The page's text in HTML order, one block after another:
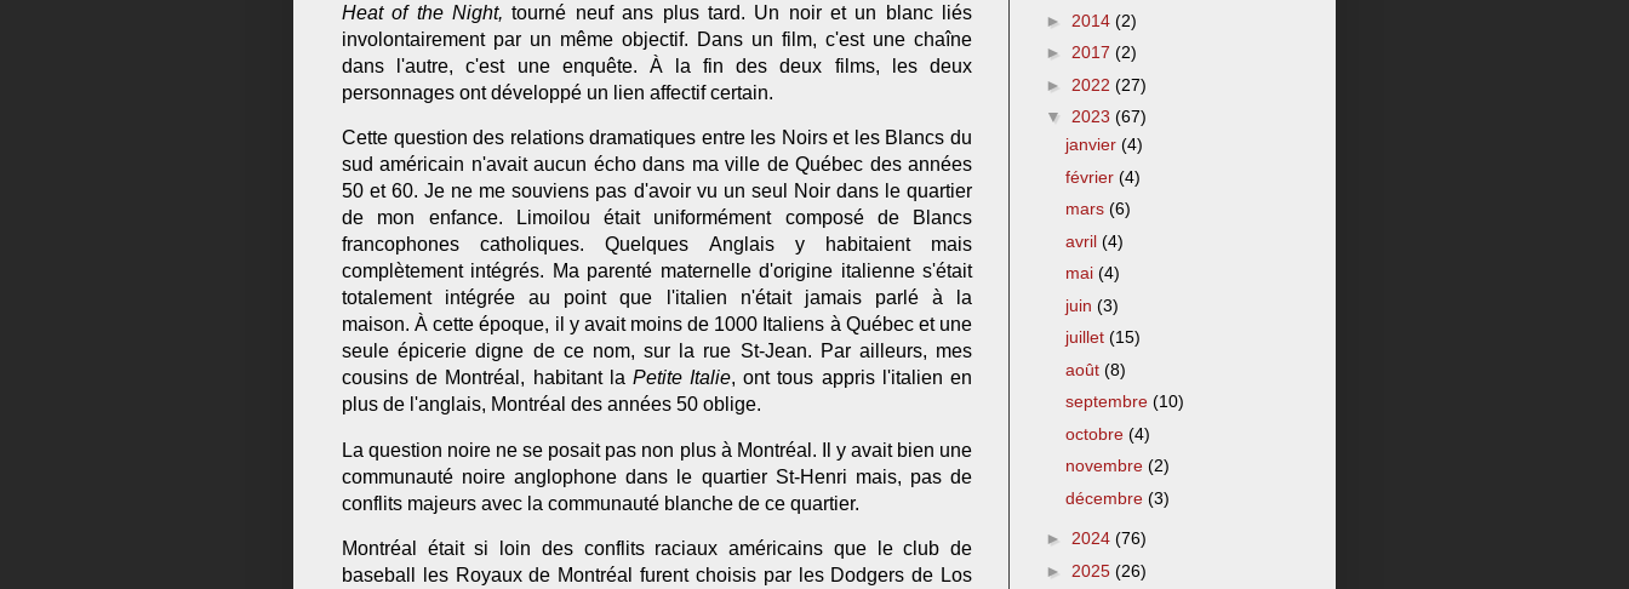
Heat of the Night, tourné neuf ans plus tard. Un noir et un blanc liés
involontairement par un même objectif. Dans un film, c'est une chaîne
dans l'autre, c'est une enquête. À la fin des deux films, les deux
personnages ont développé un lien affectif certain.
Cette question des relations dramatiques entre les Noirs et les Blancs du
sud américain n'avait aucun écho dans ma ville de Québec des années
50 et 60. Je ne me souviens pas d'avoir vu un seul Noir dans le quartier
de mon enfance. Limoilou était uniformément composé de Blancs
francophones catholiques. Quelques Anglais y habitaient mais
complètement intégrés. Ma parenté maternelle d'origine italienne s'était
totalement intégrée au point que l'italien n'était jamais parlé à la
maison.À cette époque, il y avait moins de 1000 Italiens à Québec et une
seule épicerie digne de ce nom, sur la rue St-Jean. Par ailleurs, mes
cousins de Montréal, habitant la Petite Italie, ont tous appris l'italien en
plus de l'anglais, Montréal des années 50 oblige.
La question noire ne se posait pas non plus à Montréal. Il y avait bien une
communauté noire anglophone dans le quartier St-Henri mais, pas de
conflits majeurs avec la communauté blanche de ce quartier.
Montréal était si loin des conflits raciaux américains que le club de
baseball les Royaux de Montréal furent choisis par les Dodgers de Los
► 2014 (2)
► 2017 (2)
► 2022 (27)
▼ 2023 (67)
janvier (4)
février (4)
mars (6)
avril (4)
mai (4)
juin (3)
juillet (15)
août (8)
septembre (10)
octobre (4)
novembre (2)
décembre (3)
► 2024 (76)
► 2025 (26)